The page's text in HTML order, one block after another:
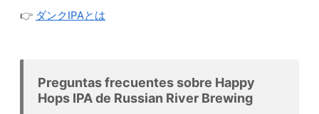
👉 ダンクIPAとは
Preguntas frecuentes sobre Happy
Hops IPA de Russian River Brewing